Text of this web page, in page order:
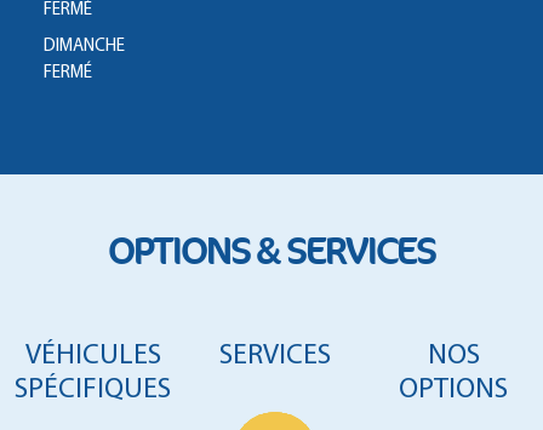
FERMÉ
DIMANCHE
FERMÉ
OPTIONS & SERVICES
VÉHICULES
SPÉCIFIQUES
SERVICES
NOS
OPTIONS